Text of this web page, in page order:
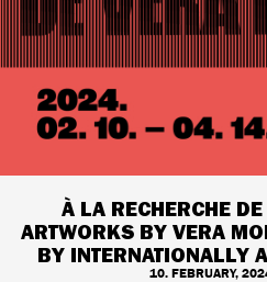
À LA RECHERCHE
ARTWORKS BY VERA
BY INTERNATIONALLY
10. FEBRUARY,